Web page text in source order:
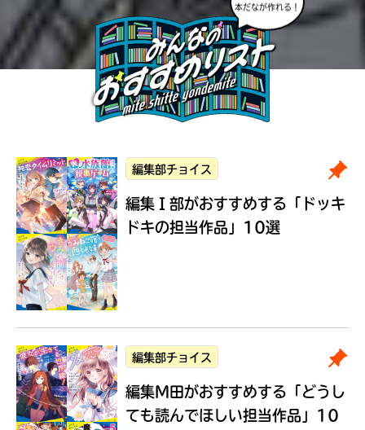
本だなが作れる！
編集部チョイス
編集Ｉ部がおすすめする 「ドッキ
ドキの担当作品」10選
編集部チョイス
編集M田がおすすめする 「どうし
ても読んでほしい担当作品」10